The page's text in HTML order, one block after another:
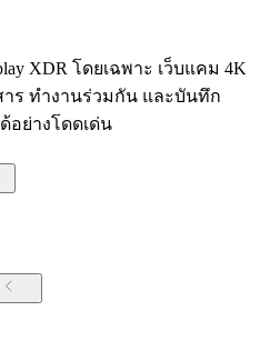
XDR โดยเฉพาะ เว็บแคม 4K
าร ทำงานร่วมกัน และบันทึก
อย่างโดดเด่น